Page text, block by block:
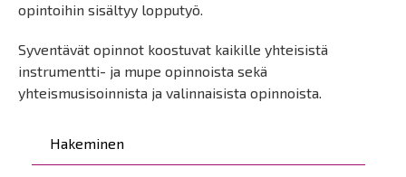
Päävalikko
Hakeminen
opintoihin sisältyy lopputyö.
Syventävät opinnot koostuvat kaikille yhteisistä
instrumentti- ja mupe opinnoista sekä
yhteismusisoinnista ja valinnaisista opinnoista.